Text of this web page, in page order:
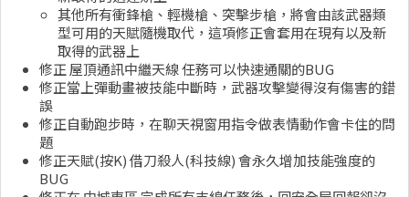
其他所有衝鋒槍、輕機槍、突擊步槍，將會由該武器類
型可用的天賦隨機取代，這項修正會套用在現有以及新
取得的武器上
修正 屋頂通訊中繼天線 任務可以快速通關的BUG
修正當上彈動畫被技能中斷時，武器攻擊變得沒有傷害的錯
誤
修正自動跑步時，在聊天視窗用指令做表情動作會卡住的問
題
修正天賦(按K) 借刀殺人(科技線) 會永久增加技能強度的
BUG